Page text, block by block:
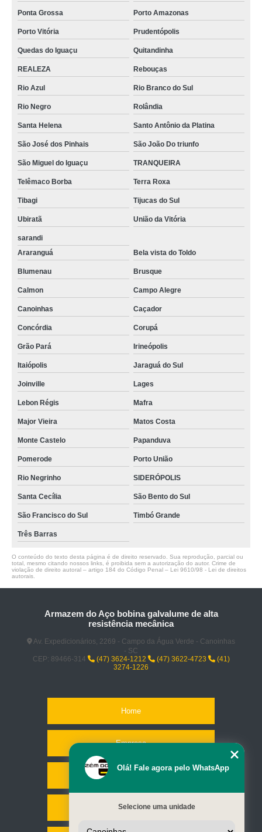
Ponta Grossa Porto Amazonas
Porto Vitória Prudentópolis
Quedas do Iguaçu Quitandinha
REALEZA Rebouças
Rio Azul Rio Branco do Sul
Rio Negro Rolândia
Santa Helena Santo Antônio da Platina
São José dos Pinhais São João Do triunfo
São Miguel do Iguaçu TRANQUEIRA
Telêmaco Borba Terra Roxa
Tibagi Tijucas do Sul
Ubiratã União da Vitória
sarandi
Araranguá
Bela vista do Toldo
Blumenau Brusque
Calmon Campo Alegre
Canoinhas Caçador
Concórdia Corupá
Grão Pará Irineópolis
Itaiópolis Jaraguá do Sul
Joinville Lages
Lebon Régis Mafra
Major Vieira Matos Costa
Monte Castelo Papanduva
Pomerode Porto União
Rio Negrinho SIDERÓPOLIS
Santa Cecília São Bento do Sul
São Francisco do Sul Timbó Grande
Três Barras
O conteúdo do texto desta página é de direito reservado. Sua reprodução, parcial ou
total, mesmo citando nossos links, é proibida sem a autorização do autor. Crime de
violação de direito autoral – artigo 184 do Código Penal – Lei 9610/98 - Lei de direitos
autorais
Armazem do Aço bobina galvalume de alta
resistência mecânica
Av. Expedicionários, 2269 - Campo da Água Verde - Canoinhas
- SC
CEP: 89466-314
(47) 3624-1212 (47) 3622-4723
(41)
3274-1226
Home
Empresa
Serviços
Olá! Fale agora pelo WhatsApp
Selecione uma unidade